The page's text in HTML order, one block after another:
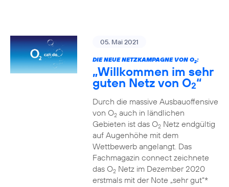
05. Mai 2021
DIE NEUE NETZKAMPAGNE VON O2:
„Willkommen im sehr
guten Netz von O2“
Durch die massive Ausbauoffensive
von O2auch in ländlichen
Gebieten ist das O2Netz endgültig
auf Augenhöhe mit dem
Wettbewerb angelangt. Das
Fachmagazin connect zeichnete
das O2Netz im Dezember 2020
erstmals mit der Note „sehr gut“*